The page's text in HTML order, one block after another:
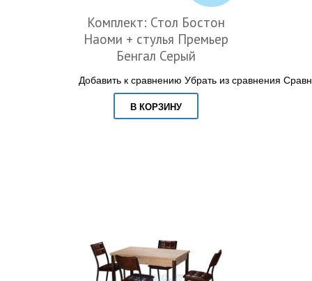
Комплект: Стол Бостон
Наоми + стулья Премьер
Бенгал Серый
Добавить к сравнению Убрать из сравнения
В КОРЗИНУ